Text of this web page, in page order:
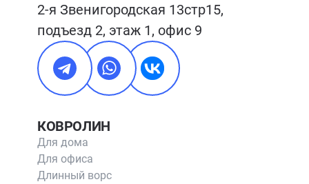
2-я Звенигородская 13стр15,
подъезд 2, этаж 1, офис 9
КОВРОЛИН
Для дома
Для офиса
Длинный ворс